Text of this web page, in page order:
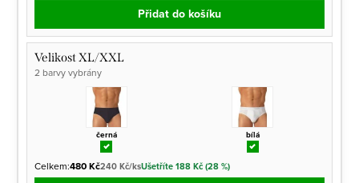
Přidat do košíku
Velikost XL/XXL
2 barvy vybrány
černá bílá
Celkem:480 Kč240 Kč/ksUšetříte 188 Kč (28 %)